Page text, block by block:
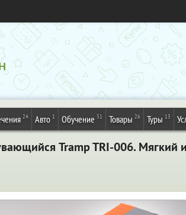
24 Авто 1 Обучение 31 Товары 26 Туры 13
Tramp TRI-006.